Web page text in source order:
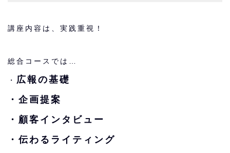
講座内容は、実践重視！
総合コースでは…
・ 広報の基礎
・企画提案
・顧客インタビュー
・伝わるライティング